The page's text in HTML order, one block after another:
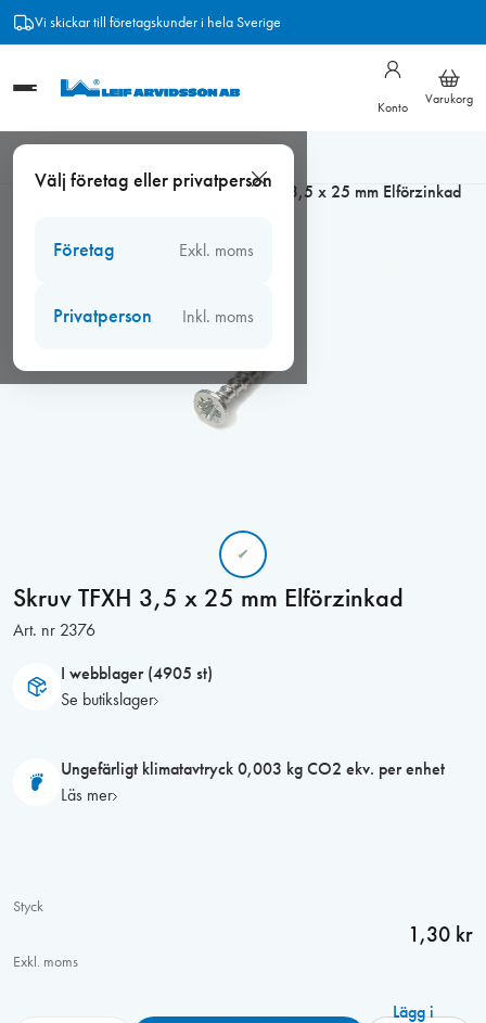
Hoppa
Vi skickar till företagskunder i hela Sverige
Konto
Varukorg
Välj företag eller privatperson
Företag Exkl. moms
Privatperson Inkl. moms
Cutters förzinkad försänkt/ Skruv TFXH 3,5 x 25 mm Elförzinkad
Skruv TFXH 3,5 x 25 mm Elförzinkad
Art. nr 2376
I webblager (4905 st)
Se butikslager
Ungefärligt klimatavtryck 0,003 kg CO2 ekv. per enhet
Läs mer
Styck
1,30 kr
Exkl. moms
Lägg i